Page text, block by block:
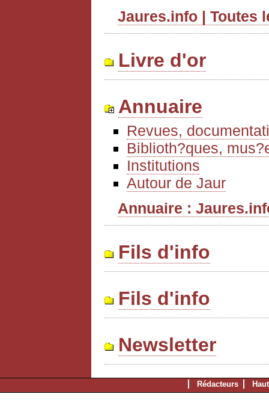
Jaures.info | Toutes
Livre d'or
Annuaire
Revues,
Biblioth?ques,
Institutions
Autour de Jaur
Annuaire :
Fils d'info
Fils d'info
Newsletter
Rédacteurs